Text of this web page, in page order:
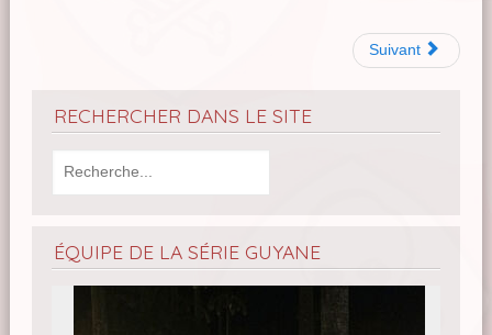
Suivant
RECHERCHER DANS LE SITE
ÉQUIPE DE LA SÉRIE GUYANE